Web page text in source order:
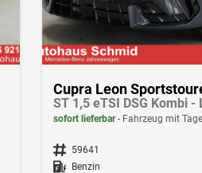
Cupra Leon
ST 1,5 eTSI DSG Kombi -
sofort lieferbar Fahrzeug mit
Fahrzeugnr. 59641
Kraftstoff Benzin